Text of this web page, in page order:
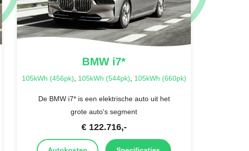
BMW i7*
105kWh (456pk), 105kWh (544pk), 105kWh (660pk)
De BMW i7* is een elektrische auto uit het
grote auto's segment
€ 122.716,-